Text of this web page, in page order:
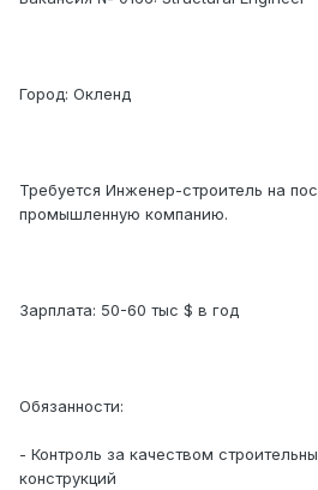
Город: Окленд
Требуется Инженер-строитель на
промышленную компанию.
Зарплата: 50-60 тыс $ в год
Обязанности:
- Контроль за качеством
конструкций